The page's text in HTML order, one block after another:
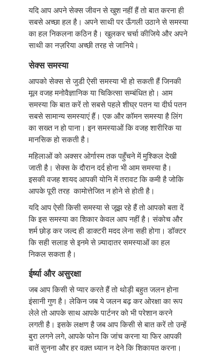
यदि आप अपने सेक्स जीवन से खुश नहीं हैं तो बात करना ही
सबसे अच्छा हल है। अपने साथी पर ऊँगली उठाने से समस्या
का हल निकलना कठिन है। खुलकर चर्चा कीजिये और अपने
साथी का नज़रिया अच्छी तरह से जानिये।
सेक्स समस्या
आपको सेक्स से जुडी ऐसी समस्या भी हो सकती हैं जिनकी
मूल वजह मनोवैज्ञानिक या चिकित्सा सम्बंधित हो। आम
समस्या कि बात करें तो सबसे पहले शीघ्र पतन या दीर्घ पतन
सबसे सामान्य समस्याएं हैं। एक और कॉमन समस्या है लिंग
का सख्त न हो पाना। इन समस्याओं कि वजह शारीरिक या
मानसिक हो सकती है।
महिलाओं को अक्सर ओर्गास्म तक पहुँचने में मुश्किल देखी
जाती है। सेक्स के दौरान दर्द होना भी आम समस्या है।
इसकी वजह शायद आपकी योनि में तरावट कि कमी है जोकि
आपके पूरी तरह कामोत्तेजित न होने से होती है।
यदि आप ऐसी किसी समस्या से जूझ रहे हैं तो आपको बता दें
कि इस समस्या का शिकार केवल आप नहीं है। संकोच और
शर्म छोड़ कर जल्द ही डाक्टरी मदद लेना सही होगा। डॉक्टर
कि सही सलाह से इनमे से ज़्यादातर समस्याओं का हल
निकल सकता है।
ईर्ष्या और असुरक्षा
जब आप किसी से प्यार करते हैं तो थोड़ी बहुत जलन होना
इंसानी गुण है। लेकिन जब ये जलन बढ़ कर ओरक्षा का रूप
लेले तो आपके साथ आपके पार्टनर को भी परेशान करने
लगती है। इसके लक्षण है जब आप किसी से बात करें तो उन्हें
बुरा लगने लगे, आपके फोन कि जांच करना या फिर आपकी
बातें सुनना और हर वक़्त ध्यान न देने कि शिकायत करना।